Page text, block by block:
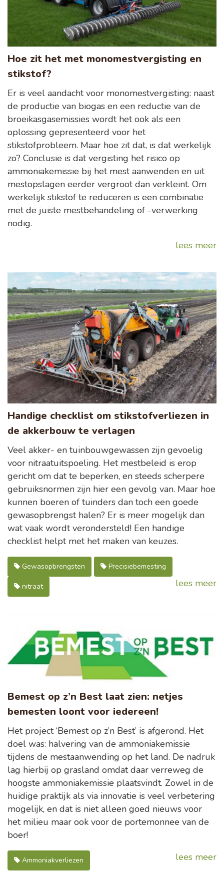
Hoe zit het met monomestvergisting en
stikstof?
Er is veel aandacht voor monomestvergisting: naast
de productie van biogas en een reductie van de
broeikasgasemissies wordt het ook als een
oplossing gepresenteerd voor het
stikstofprobleem. Maar hoe zit dat, is dat werkelijk
zo? Conclusie is dat vergisting het risico op
ammoniakemissie bij het mest aanwenden en uit
mestopslagen eerder vergroot dan verkleint. Om
werkelijk stikstof te reduceren is een combinatie
met de juiste mestbehandeling of -verwerking
nodig.
lees meer
Handige checklist om stikstofverliezen in
de akkerbouw te verlagen
Veel akker- en tuinbouwgewassen zijn gevoelig
voor nitraatuitspoeling. Het mestbeleid is erop
gericht om dat te beperken, en steeds scherpere
gebruiksnormen zijn hier een gevolg van. Maar hoe
kunnen boeren of tuinders dan toch een goede
gewasopbrengst halen? Er is meer mogelijk dan
wat vaak wordt verondersteld! Een handige
checklist helpt met het maken van keuzes.
Gewasopbrengsten Precisiebemesting
nitraat lees meer
Bemest op z’n Best laat zien: netjes
bemesten loont voor iedereen!
Het project ‘Bemest op z’n Best’ is afgerond. Het
doel was: halvering van de ammoniakemissie
tijdens de mestaanwending op het land. De nadruk
lag hierbij op grasland omdat daar verreweg de
hoogste ammoniakemissie plaatsvindt. Zowel in de
huidige praktijk als via innovatie is veel verbetering
mogelijk, en dat is niet alleen goed nieuws voor
het milieu maar ook voor de portemonnee van de
boer!
Ammoniakverliezen lees meer